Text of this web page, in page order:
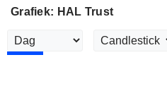
Grafiek: HAL Trust